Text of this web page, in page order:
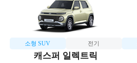
소형 SUV 전기
캐스퍼 일렉트릭